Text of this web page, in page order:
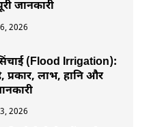
जानकारी
2026
(Flood Irrigation):
प्रकार, लाभ, हानि और
2026